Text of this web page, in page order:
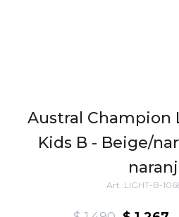
Austral Champion
Kids B - Beige/
LIGHT-B-